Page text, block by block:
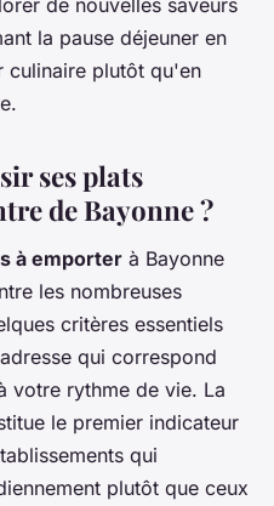
de nouvelles saveurs
la pause déjeuner en
culinaire plutôt qu'en
ses plats
de Bayonne ?
à emporter à Bayonne
les nombreuses
critères essentiels
qui correspond
votre rythme de vie. La
le premier indicateur
qui
plutôt que ceux